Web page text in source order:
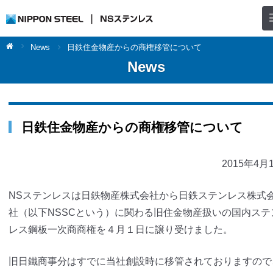
News 日鉄住金物産からの商権移管について
News
日鉄住金物産からの商権移管について
2015年4月
NSステンレスは日鉄物産株式会社から日鉄ステンレス株式
社（以下NSSCという）に関わる旧住金物産扱いの国内ステ
レス鋼板一次商商権を４月１日に譲り受けました。
旧日鐵商事分はすでに当社創設時に移管されておりますの